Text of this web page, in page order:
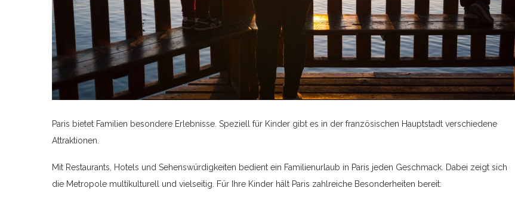
Paris bietet Familien besondere Erlebnisse. Speziell für Kinder gibt es in der französischen Hauptstadt verschiedene
Attraktionen.
Mit Restaurants, Hotels und Sehenswürdigkeiten bedient ein Familienurlaub in Paris jeden Geschmack. Dabei zeigt sich
die Metropole multikulturell und vielseitig. Für Ihre Kinder hält Paris zahlreiche Besonderheiten bereit: